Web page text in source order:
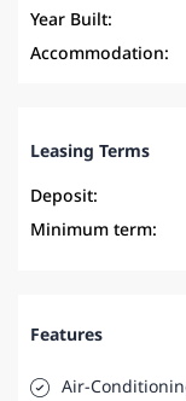
Year Built:
Accommodation:
Leasing Terms
Deposit:
Minimum term:
Features
Air-